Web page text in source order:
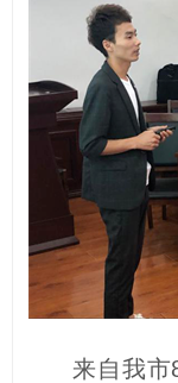
来自我市